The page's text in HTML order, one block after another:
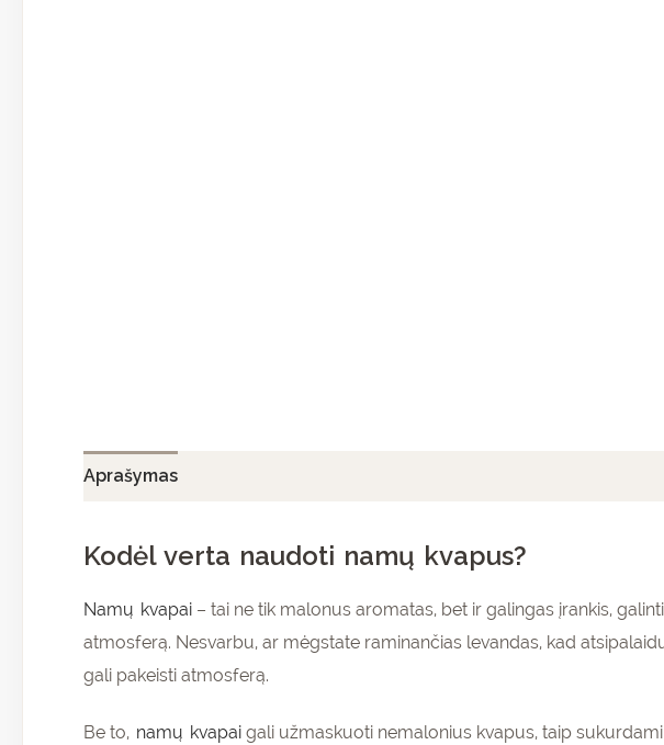
Aprašymas
Kodėl verta naudoti namų kvapus?
Namų kvapai – tai ne tik malonus aromatas, bet ir galingas įrankis,
atmosferą. Nesvarbu, ar mėgstate raminančias levandas, kad
gali pakeisti atmosferą.
Be to, namų kvapai gali užmaskuoti nemalonius kvapus, taip